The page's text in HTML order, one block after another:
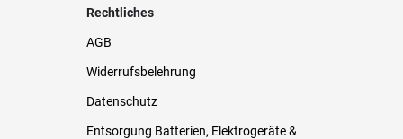
Rechtliches
AGB
Widerrufsbelehrung
Datenschutz
Entsorgung Batterien, Elektrogeräte &